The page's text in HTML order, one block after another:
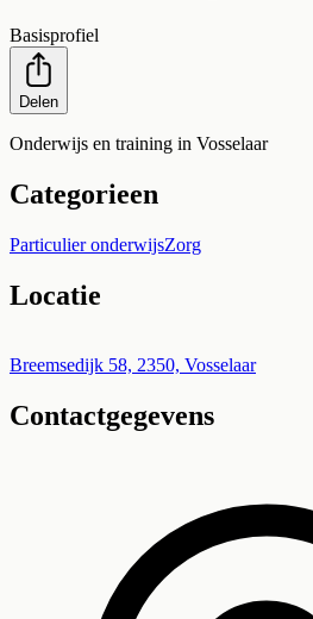
Basisprofiel
Delen
Onderwijs en training in Vosselaar
Categorieen
Particulier onderwijsZorg
Locatie
+
−
Breemsedijk 58, 2350, Vosselaar
Contactgegevens